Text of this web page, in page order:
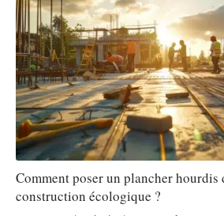
Comment poser un plancher hourdis
construction écologique ?